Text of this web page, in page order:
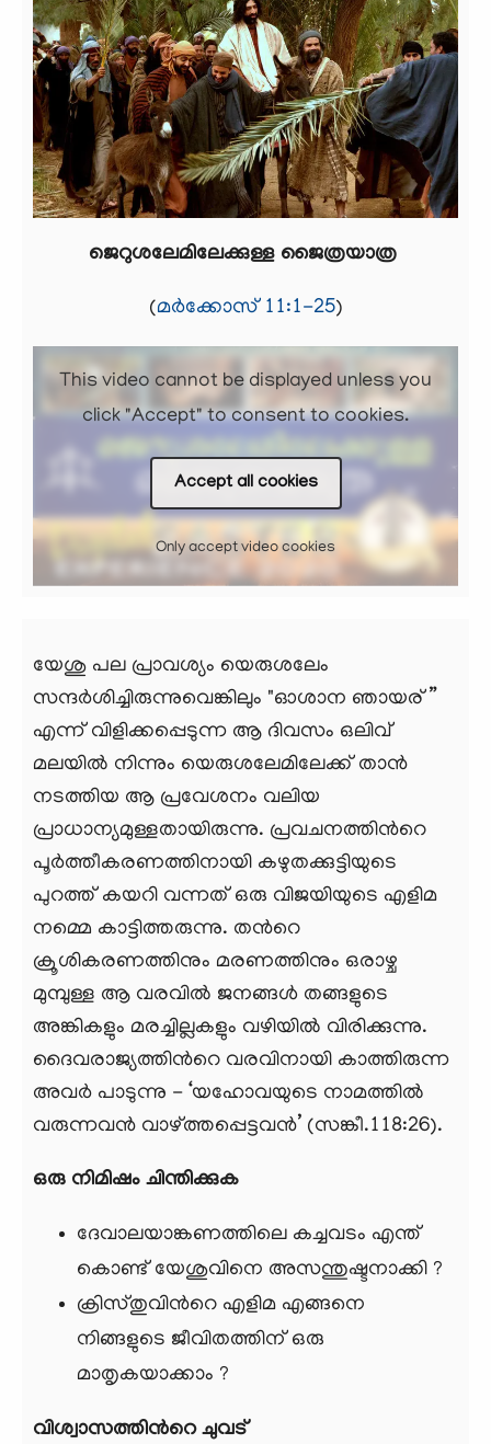
ജെറുശലേമിലേക്കുള്ള ജൈത്രയാത്ര
(മർക്കോസ് 11:1-25)
This video cannot be displayed unless you
click "Accept" to consent to cookies.
Accept all cookies
Only accept video cookies
യേശു പല പ്രാവശ്യം യെരുശലേം
സന്ദര്‍ശിച്ചിരുന്നുവെങ്കിലും "ഓശാന ഞായര്”
എന്ന് വിളിക്കപ്പെടുന്ന ആ ദിവസം ഒലിവ്
മലയില്‍ നിന്നും യെരുശലേമിലേക്ക് താന്‍
നടത്തിയ ആ പ്രവേശനം വലിയ
പ്രാധാന്യമുള്ളതായിരുന്നു. പ്രവചനത്തിന്‍റെ
പൂര്‍ത്തീകരണത്തിനായി കഴുതക്കുട്ടിയുടെ
പുറത്ത് കയറി വന്നത് ഒരു വിജയിയുടെ എളിമ
നമ്മെ കാട്ടിത്തരുന്നു. തന്‍റെ
ക്രൂശികരണത്തിനും മരണത്തിനും ഒരാഴ്ച
മുമ്പുള്ള ആ വരവില്‍ ജനങ്ങള്‍ തങ്ങളുടെ
അങ്കികളും മരച്ചില്ലകളും വഴിയില്‍ വിരിക്കുന്നു.
ദൈവരാജ്യത്തിന്‍റെ വരവിനായി കാത്തിരുന്ന
അവര്‍ പാടുന്നു - ‘യഹോവയുടെ നാമത്തില്‍
വരുന്നവന്‍ വാഴ്ത്തപ്പെട്ടവന്‍’ (സങ്കീ.118:26).
ഒരു നിമിഷം ചിന്തിക്കുക
ദേവാലയാങ്കണത്തിലെ കച്ചവടം എന്ത്
കൊണ്ട് യേശുവിനെ അസന്തുഷ്ടനാക്കി ?
ക്രിസ്തുവിന്‍റെ എളിമ എങ്ങനെ
നിങ്ങളുടെ ജീവിതത്തിന് ഒരു
മാതൃകയാക്കാം ?
വിശ്വാസത്തിന്‍റെ ചുവട്